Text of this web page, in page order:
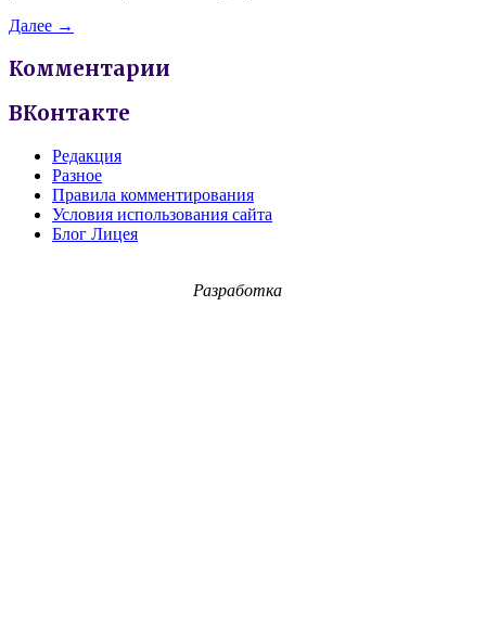
Далее →
Комментарии
ВКонтакте
Редакция
Разное
Правила комментирования
Условия использования сайта
Блог Лицея
Разработка